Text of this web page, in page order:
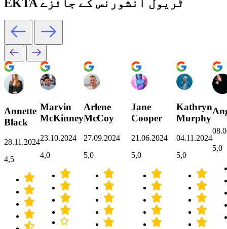
EKTA ٹریول انشورنس کے جائزے
Annette
Black
28.11.2024
4,5
Marvin
McKinney
23.10.2024
4,0
Arlene
McCoy
27.09.2024
5,0
Jane
Cooper
21.06.2024
5,0
Kathryn
Murphy
04.11.2024
5,0
5,0